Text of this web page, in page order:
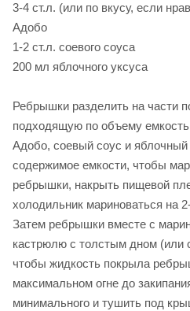
3-4 ст.л. (или по вкусу, если
Адобо
1-2 ст.л. соевого соуса
200 мл яблочного уксуса
Ребрышки разделить на части
подходящую по объему
Адобо, соевый соус и
содержимое емкости, чтобы
ребрышки, накрыть пищевой
холодильник мариноваться на
Затем ребрышки вместе с
кастрюлю с толстым дном (или
чтобы жидкость покрыла
максимальном огне до
минимального и тушить под